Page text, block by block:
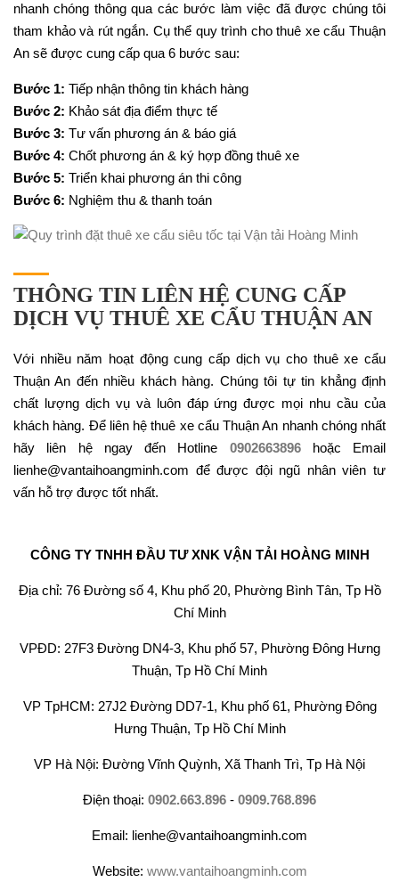
nhanh chóng thông qua các bước làm việc đã được chúng tôi
tham khảo và rút ngắn. Cụ thể quy trình cho thuê xe cẩu Thuận
An sẽ được cung cấp qua 6 bước sau:
Bước 1: Tiếp nhận thông tin khách hàng
Bước 2: Khảo sát địa điểm thực tế
Bước 3: Tư vấn phương án & báo giá
Bước 4: Chốt phương án & ký hợp đồng thuê xe
Bước 5: Triển khai phương án thi công
Bước 6: Nghiệm thu & thanh toán
THÔNG TIN LIÊN HỆ CUNG CẤP
DỊCH VỤ THUÊ XE CẨU THUẬN AN
Với nhiều năm hoạt động cung cấp dịch vụ cho thuê xe cẩu
Thuận An đến nhiều khách hàng. Chúng tôi tự tin khẳng định
chất lượng dịch vụ và luôn đáp ứng được mọi nhu cầu của
khách hàng. Để liên hệ thuê xe cẩu Thuận An nhanh chóng nhất
hãy liên hệ ngay đến Hotline 0902663896 hoặc Email
lienhe@vantaihoangminh.com để được đội ngũ nhân viên tư
vấn hỗ trợ được tốt nhất.
CÔNG TY TNHH ĐẦU TƯ XNK VẬN TẢI HOÀNG MINH
Địa chỉ: 76 Đường số 4, Khu phố 20, Phường Bình Tân, Tp Hồ
Chí Minh
VPĐD: 27F3 Đường DN4-3, Khu phố 57, Phường Đông Hưng
Thuận, Tp Hồ Chí Minh
VP TpHCM: 27J2 Đường DD7-1, Khu phố 61, Phường Đông
Hưng Thuận, Tp Hồ Chí Minh
VP Hà Nội: Đường Vĩnh Quỳnh, Xã Thanh Trì, Tp Hà Nội
Điện thoại: 0902.663.896 - 0909.768.896
Email: lienhe@vantaihoangminh.com
Website: www.vantaihoangminh.com